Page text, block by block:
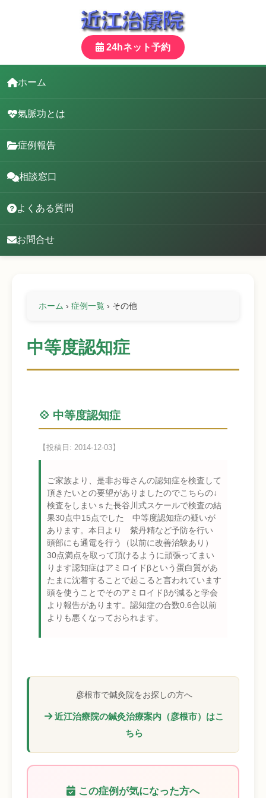
24hネット予約
ホーム
氣脈功とは
症例報告
相談窓口
よくある質問
お問合せ
ホーム › 症例一覧 › その他
中等度認知症
💠 中等度認知症
【投稿日: 2014-12-03】
ご家族より、是非お母さんの認知症を検査して
頂きたいとの要望がありましたのでこちらの↓
検査をしまいｓた長谷川式スケールで検査の結
果30点中15点でした 中等度認知症の疑いが
あります。本日より 紫丹精など予防を行い
頭部にも通電を行う（以前に改善治験あり）
30点満点を取って頂けるように頑張ってまい
ります認知症はアミロイドβという蛋白質があ
たまに沈着することで起こると言われています
頭を使うことでそのアミロイドβが減ると学会
より報告があります。認知症の合数0.6合以前
よりも悪くなっておられます。
彦根市で鍼灸院をお探しの方へ
近江治療院の鍼灸治療案内（彦根市）はこ
ちら
この症例が気になった方へ